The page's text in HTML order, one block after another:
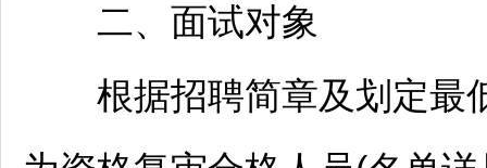
二、面试对象
根据招聘简章及划定最